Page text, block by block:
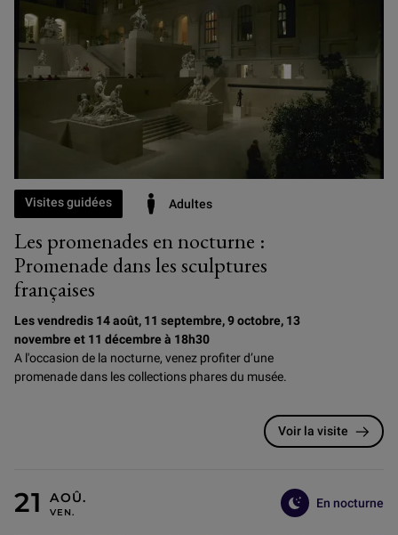
Les promenades en nocturne :
Promenade dans les sculptures
françaises
Visites guidées Adultes
Les vendredis 14 août, 11 septembre, 9 octobre, 13
novembre et 11 décembre à 18h30
A l'occasion de la nocturne, venez profiter d’une
promenade dans les collections phares du musée.
Voir la visite
En nocturne